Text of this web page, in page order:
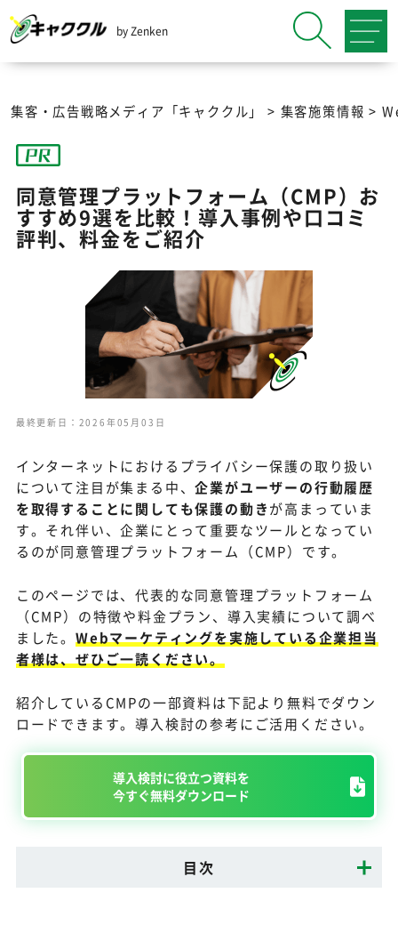
by Zenken
集客・広告戦略メディア「キャククル」 > 集客施策情報 >
同意管理プラットフォーム（CMP）お
すすめ9選を比較！導入事例や口コミ
評判、料金をご紹介
最終更新日：2026年05月03日
インターネットにおけるプライバシー保護の取り扱い
について注目が集まる中、企業がユーザーの行動履歴
を取得することに関しても保護の動きが高まっていま
す。それ伴い、企業にとって重要なツールとなってい
るのが同意管理プラットフォーム（CMP）です。
このページでは、代表的な同意管理プラットフォーム
（CMP）の特徴や料金プラン、導入実績について調べ
ました。Webマーケティングを実施している企業担当
者様は、ぜひご一読ください。
紹介しているCMPの一部資料は下記より無料でダウン
ロードできます。導入検討の参考にご活用ください。
導入検討に役立つ資料を
今すぐ無料ダウンロード
目次